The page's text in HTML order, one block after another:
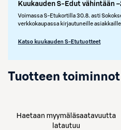
Kuukauden S-Edut vähintään
Voimassa S-Etukortilla 30.8. asti
verkkokaupassa kirjautuneille
Katso kuukauden S-Etutuotteet
Tuotteen toiminnot
Haetaan myymäläsaatavuutta
latautuu